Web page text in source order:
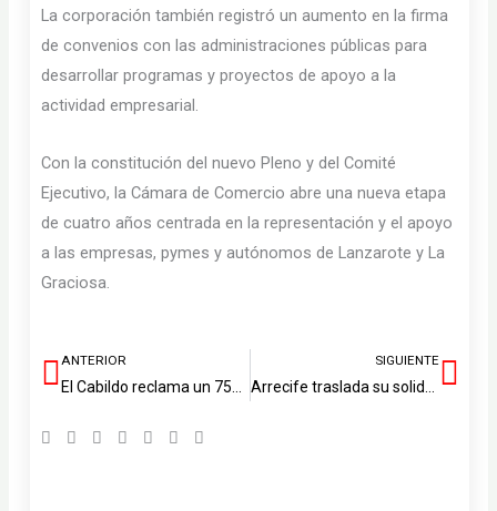
La corporación también registró un aumento en la firma
de convenios con las administraciones públicas para
desarrollar programas y proyectos de apoyo a la
actividad empresarial.
Con la constitución del nuevo Pleno y del Comité
Ejecutivo, la Cámara de Comercio abre una nueva etapa
de cuatro años centrada en la representación y el apoyo
a las empresas, pymes y autónomos de Lanzarote y La
Graciosa.
Ant
ANTERIOR SIGUIENTE